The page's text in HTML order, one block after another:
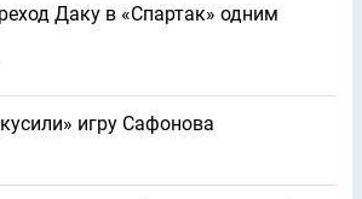
Даку в «Спартак» одним
игру Сафонова